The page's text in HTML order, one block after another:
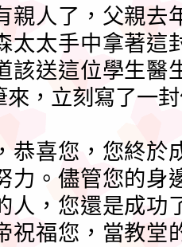
親人了，父親去
太太手中拿著這
該送這位學生醫
來，立刻寫了一
恭喜您，您終
力。儘管您的身
人，您還是成功
祝福您，當教堂